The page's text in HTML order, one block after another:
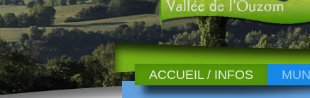
ACCUEIL / INFOS